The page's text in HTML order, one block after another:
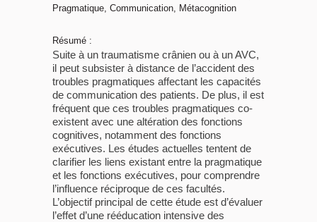
Pragmatique, Communication, Métacognition
Résumé :
Suite à un traumatisme crânien ou à un AVC,
il peut subsister à distance de l’accident des
troubles pragmatiques affectant les capacités
de communication des patients. De plus, il est
fréquent que ces troubles pragmatiques co-
existent avec une altération des fonctions
cognitives, notamment des fonctions
exécutives. Les études actuelles tentent de
clarifier les liens existant entre la pragmatique
et les fonctions exécutives, pour comprendre
l’influence réciproque de ces facultés.
L’objectif principal de cette étude est d’évaluer
l’effet d’une rééducation intensive des